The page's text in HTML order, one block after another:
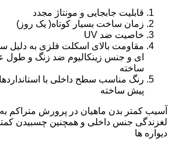
قابلیت جابجایی و مونتاژ مجدد
زمان ساخت بسیار کوتاه( یک روز)
خاصیت ضد UV
مقاومت بالای اسکلت فلزی به دلیل
ای و جنس زینکالیوم ضد زنگ و طول
ساخته
رنگ مناسب سطح داخلی با
پیش ساخته
آسیب کمتر بدن ماهیان در پرورش متراکم
لغزندگی جنس داخلی و همچنین چسبیدن
دیواره ها